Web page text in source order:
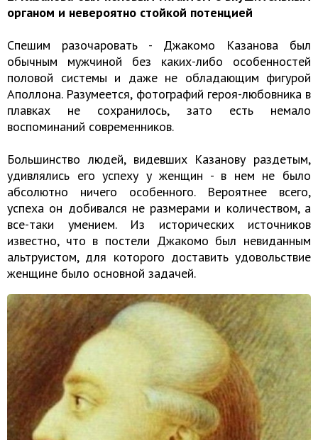
органом и невероятно стойкой потенцией
Спешим разочаровать - Джакомо Казанова был
обычным мужчиной без каких-либо особенностей
половой системы и даже не обладающим фигурой
Аполлона. Разумеется, фотографий героя-любовника в
плавках не сохранилось, зато есть немало
воспоминаний современников.
Большинство людей, видевших Казанову раздетым,
удивлялись его успеху у женщин - в нем не было
абсолютно ничего особенного. Вероятнее всего,
успеха он добивался не размерами и количеством, а
все-таки умением. Из исторических источников
известно, что в постели Джакомо был невиданным
альтруистом, для которого доставить удовольствие
женщине было основной задачей.